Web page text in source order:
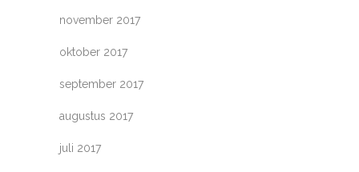
november 2017
oktober 2017
september 2017
augustus 2017
juli 2017